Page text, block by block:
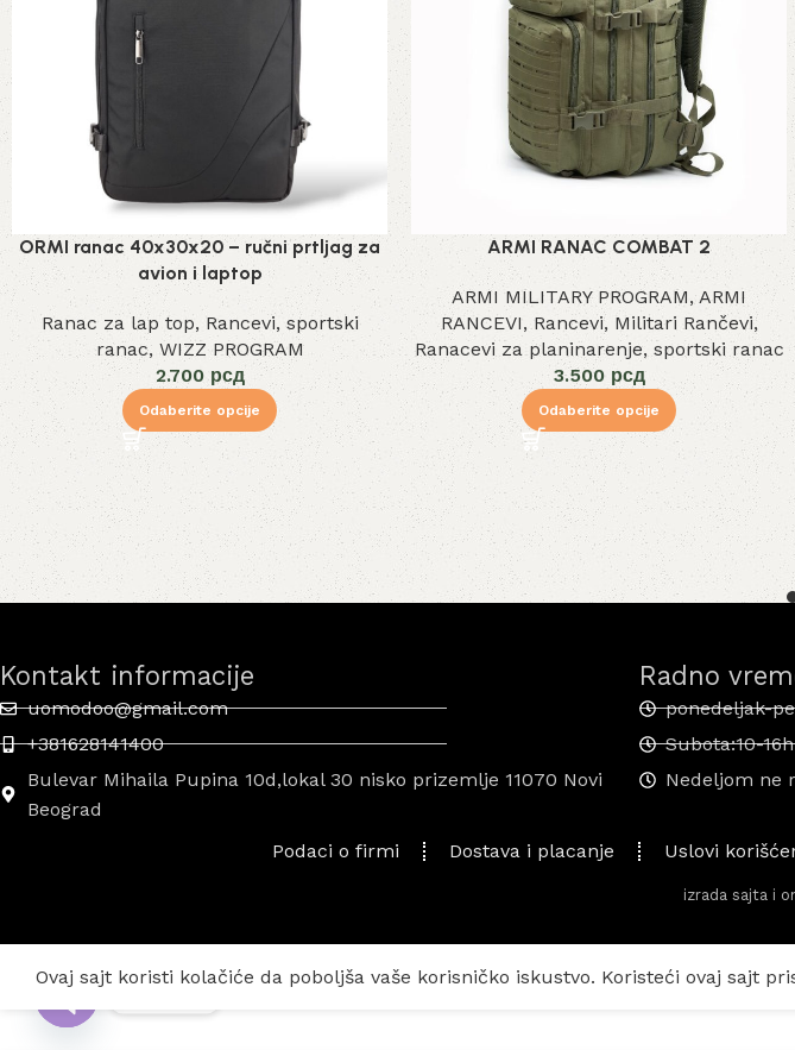
ORMI ranac 40x30x20 – ručni prtljag za
avion i laptop
Ranac za lap top, Rancevi, sportski
ranac, WIZZ PROGRAM
2.700рсд
Odaberite opcije
ARMI RANAC COMBAT 2
ARMI MILITARY PROGRAM,ARMI
RANCEVI,Rancevi, Militari Rančevi,
Ranacevi za planinarenje, sportski ranac
3.500 рсд
Odaberite opcije
Kontakt informacije
uomodoo@gmail.com
+381628141400
Bulevar Mihaila Pupina 10d,lokal 30 nisko prizemlje 11070 Novi
Beograd
Radno
ponedeljak-
Subota:10-16h
Nedeljom ne
Podaci o firmi Dostava i placanje Uslovi
izrada sajta i
Ovaj sajt koristi kolačiće da poboljša vaše korisničko iskustvo. Koristeći ovaj sajt